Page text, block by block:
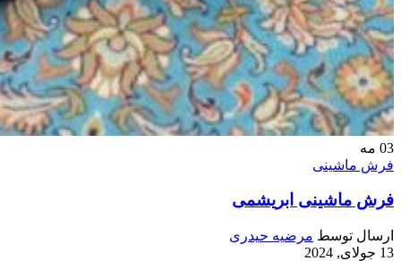
03 مه
فرش ماشینی
فرش ماشینی ابریشمی
ارسال توسط مرضیه حیدری
13 جولای, 2024